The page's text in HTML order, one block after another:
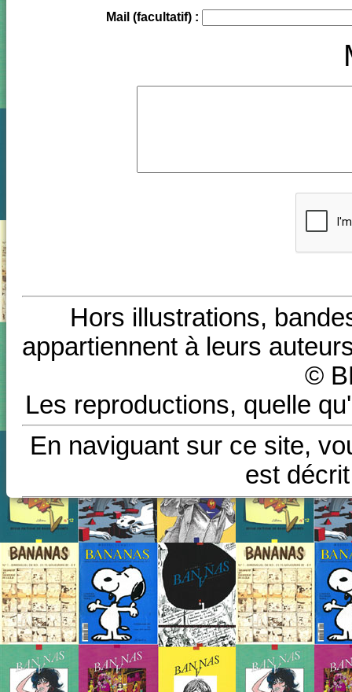
Mail (facultatif) :
Hors illustrations,
appartiennent à leurs
©
Les reproductions, quelle
En naviguant sur ce site,
est